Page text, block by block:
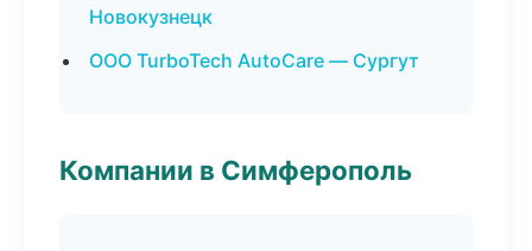
Новокузнецк
ООО TurboTech AutoCare — Сургут
Компании в Симферополь